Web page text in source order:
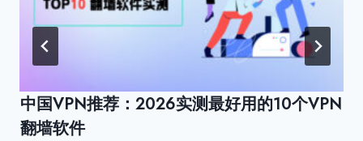
中国VPN推荐：2026实测最好用的10个VPN
翻墙软件